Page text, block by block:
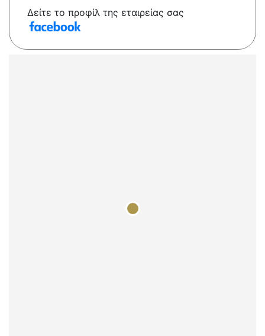
Δείτε το προφίλ της εταιρείας σας